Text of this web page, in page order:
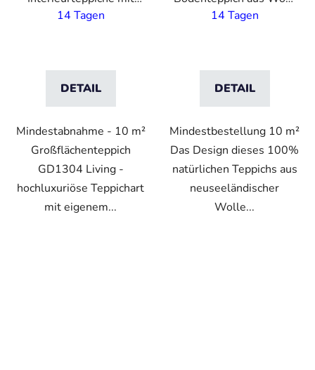
eigenem Druck - 4m
14 Tagen
DETAIL
Mindestabnahme - 10 m²
Großflächenteppich
GD1304 Living -
hochluxuriöse Teppichart
mit eigenem...
mit eigenem Druck- 4m
14 Tagen
DETAIL
Mindestbestellung 10 m²
Das Design dieses 100%
natürlichen Teppichs aus
neuseeländischer
Wolle...